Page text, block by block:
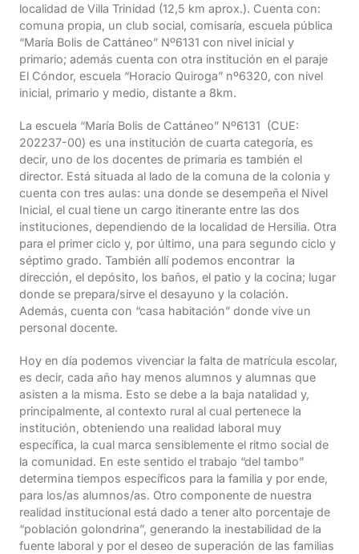
localidad de Villa Trinidad (12,5 km aprox.). Cuenta con:
comuna propia, un club social, comisaría, escuela pública
“María Bolis de Cattáneo” Nº6131 con nivel inicial y
primario; además cuenta con otra institución en el paraje
El Cóndor, escuela “Horacio Quiroga” nº6320, con nivel
inicial, primario y medio, distante a 8km.
La escuela “María Bolis de Cattáneo” Nº6131 (CUE:
202237-00) es una institución de cuarta categoría, es
decir, uno de los docentes de primaria es también el
director. Está situada al lado de la comuna de la colonia y
cuenta con tres aulas: una donde se desempeña el Nivel
Inicial, el cual tiene un cargo itinerante entre las dos
instituciones, dependiendo de la localidad de Hersilia. Otra
para el primer ciclo y, por último, una para segundo ciclo y
séptimo grado. También allí podemos encontrar la
dirección, el depósito, los baños, el patio y la cocina; lugar
donde se prepara/sirve el desayuno y la colación.
Además, cuenta con “casa habitación” donde vive un
personal docente.
Hoy en día podemos vivenciar la falta de matrícula escolar,
es decir, cada año hay menos alumnos y alumnas que
asisten a la misma. Esto se debe a la baja natalidad y,
principalmente, al contexto rural al cual pertenece la
institución, obteniendo una realidad laboral muy
específica, la cual marca sensiblemente el ritmo social de
la comunidad. En este sentido el trabajo “del tambo”
determina tiempos específicos para la familia y por ende,
para los/as alumnos/as. Otro componente de nuestra
realidad institucional está dado a tener alto porcentaje de
“población golondrina”, generando la inestabilidad de la
fuente laboral y por el deseo de superación de las familias